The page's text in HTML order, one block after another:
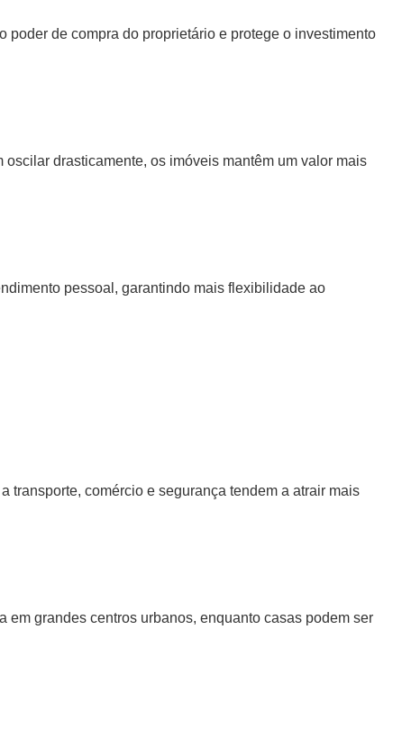
poder de compra do proprietário e protege o investimento
drasticamente, os imóveis mantêm um valor mais
pessoal, garantindo mais flexibilidade ao
transporte, comércio e segurança tendem a atrair mais
grandes centros urbanos, enquanto casas podem ser